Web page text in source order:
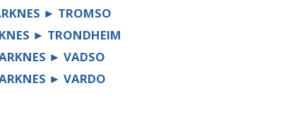
► TROMSO
► TRONDHEIM
► VADSO
► VARDO